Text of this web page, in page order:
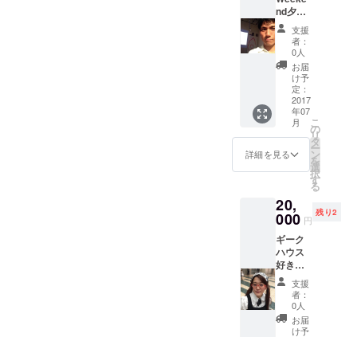
ハウス
をただ
いま5軒
運営し
てい
る、地
方創
生・
シェア
ハウス
専門
家。
nd夕張
リード
オーガ
ナイ
ザー徳
谷によ
る夕張
釣りツ
アー＆
ジンギ
スカ
ン。
Startup
Weeke
17日海
の日、
夕張の
釣りス
ポット
へ徳谷
がお連
れしま
す。 夜
はジン
ギスカ
支援
者：
0人
お届
け予
定：
2017
年07
月
詳細を見る
こ
の
リ
タ
ー
ン
を
選
択
す
る
20,
000 円
残り2
ギーク
ハウス
好き、
Startup
Weeke
nd優勝
経験あ
りの新
支援
者：
0人
お届
け予